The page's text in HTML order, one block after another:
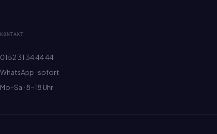
KONTAKT
0152 31 34 44 44
WhatsApp · sofort
Mo–Sa · 8–18 Uhr